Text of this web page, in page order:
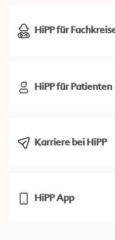
HiPP für
HiPP für Patienten
Karriere bei HiPP
HiPP App